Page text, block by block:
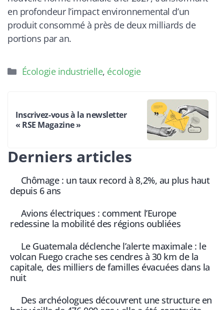
en profondeur l’impact environnemental d’un
produit consommé à près de deux milliards de
portions par an.
Catégories
Écologie industrielle, écologie
Inscrivez-vous à la newsletter
« RSE Magazine »
Derniers articles
Chômage : un taux record à 8,2%, au plus haut
depuis 6 ans
Avions électriques : comment l’Europe
redessine la mobilité des régions oubliées
Le Guatemala déclenche l’alerte maximale : le
volcan Fuego crache ses cendres à 30 km de la
capitale, des milliers de familles évacuées dans la
nuit
Des archéologues découvrent une structure en